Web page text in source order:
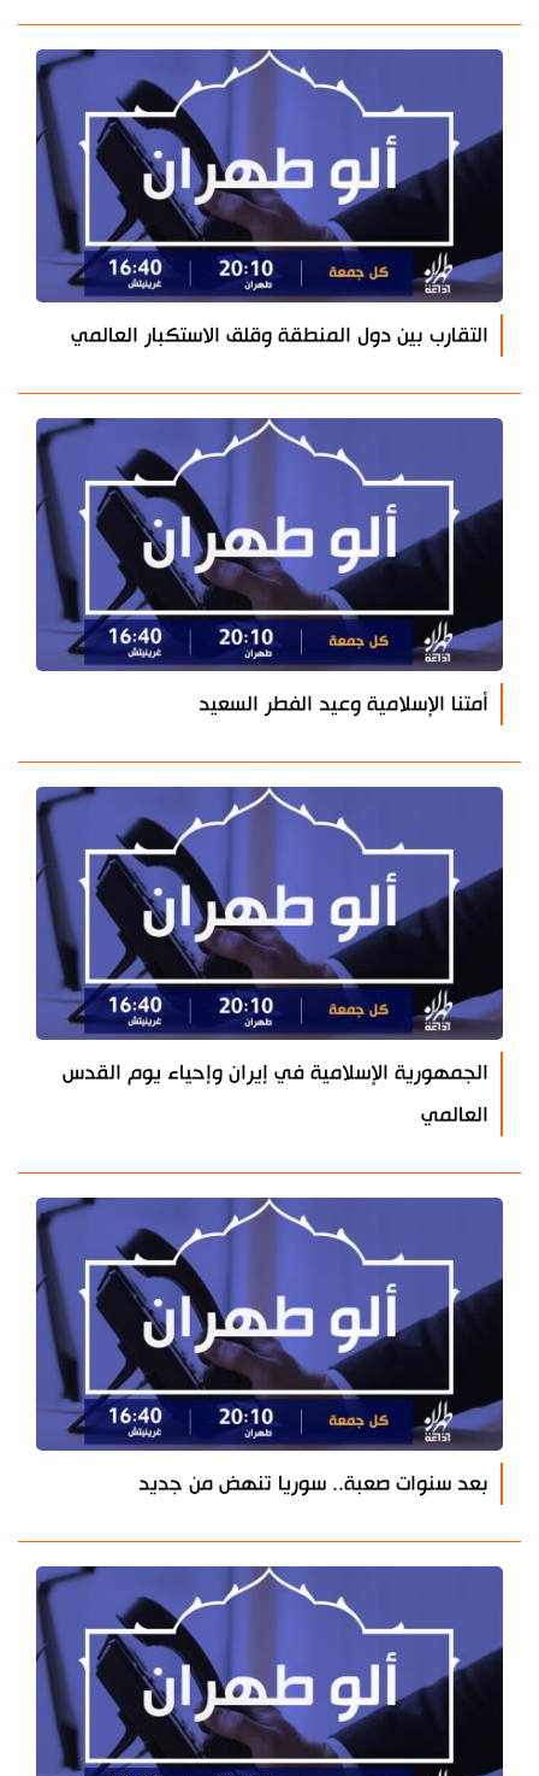
التقارب بين دول المنطقة وقلق الاستكبار العالمي
أمتنا الإسلامية وعيد الفطر السعيد
الجمهورية الإسلامية في إيران وإحياء يوم القدس
العالمي
بعد سنوات صعبة.. سوريا تنهض من جديد